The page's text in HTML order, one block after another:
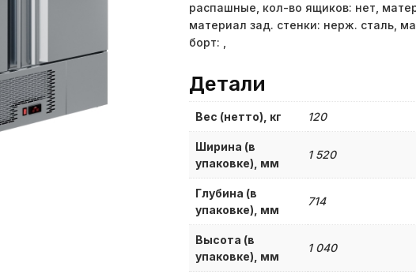
распашные, кол-во ящиков: нет,
материал зад. стенки: нерж. сталь,
борт: ,
Детали
Вес (нетто), кг 120
Ширина (в
упаковке), мм
1 520
Глубина (в
упаковке), мм
714
Высота (в
упаковке), мм
1 040